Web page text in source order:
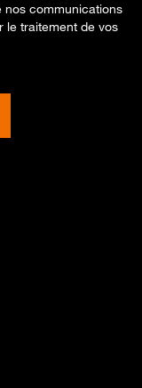
nos communications
le traitement de vos